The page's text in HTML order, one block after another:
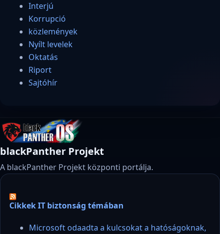
Interjú
Korrupció
közlemények
Nyílt levelek
Oktatás
Riport
Sajtóhír
blackPanther Projekt
A blackPanther Projekt központi portálja.
Cikkek IT biztonság témában
Microsoft odaadta a kulcsokat a hatóságoknak,